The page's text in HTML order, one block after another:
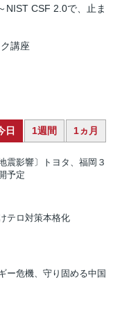
NIST CSF 2.0で、止ま
講座
日 1週間 1ヵ月
震影響〕トヨタ、福岡３
予定
テロ対策本格化
ー危機、守り固める中国